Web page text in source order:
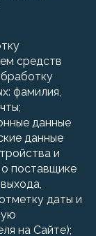
средств
фамилия,
данные
данные
и
поставщике
даты и
на Сайте);